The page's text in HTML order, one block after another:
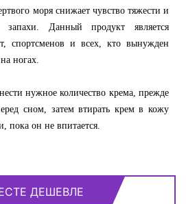
моря снижает чувство тяжести и
запахи. Данный продукт является
спортсменов и всех, кто вынужден
ногах.
нужное количество крема, прежде
сном, затем втирать крем в кожу
пока он не впитается.
ДЕШЕВЛЕ